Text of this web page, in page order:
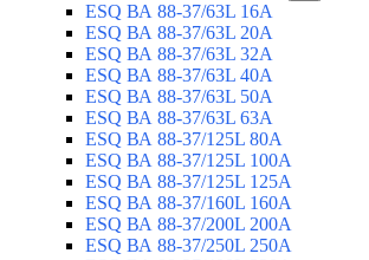
ESQ ВА 88-37/63L 16A
ESQ ВА 88-37/63L 20A
ESQ ВА 88-37/63L 32A
ESQ ВА 88-37/63L 40A
ESQ ВА 88-37/63L 50A
ESQ ВА 88-37/63L 63A
ESQ ВА 88-37/125L 80A
ESQ ВА 88-37/125L 100A
ESQ ВА 88-37/125L 125A
ESQ ВА 88-37/160L 160A
ESQ ВА 88-37/200L 200A
ESQ ВА 88-37/250L 250A